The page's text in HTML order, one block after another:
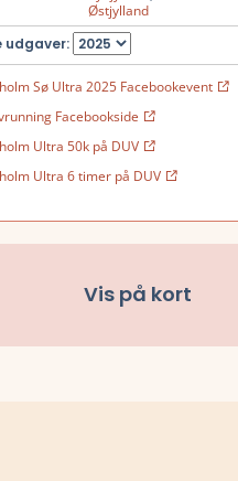
Østjylland
udgaver:
Sø Ultra 2025 Facebookevent
Facebookside
Ultra 50k på DUV
Ultra 6 timer på DUV
Vis på kort